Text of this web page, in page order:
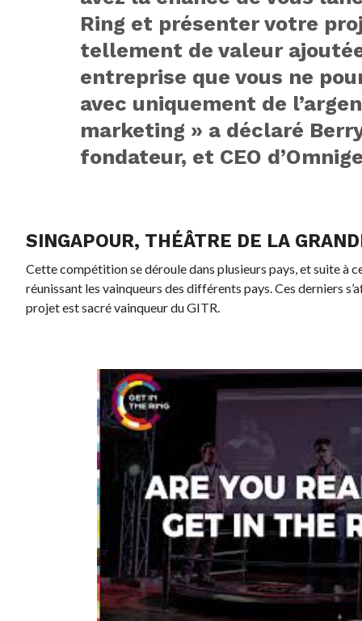
Ring et présenter votre
tellement de valeur
entreprise que vous ne
avec uniquement de
marketing » a déclaré
fondateur, et CEO
SINGAPOUR, THÉÂTRE DE LA
Cette compétition se déroule dans plusieurs pays, et suite à
réunissant les vainqueurs des différents pays. Ces derniers
projet est sacré vainqueur du GITR.